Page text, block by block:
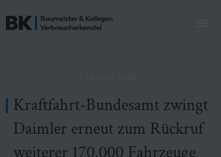
Kraftfahrt-Bundesamt zwingt
Daimler erneut zum Rückruf
weiterer 170.000 Fahrzeuge